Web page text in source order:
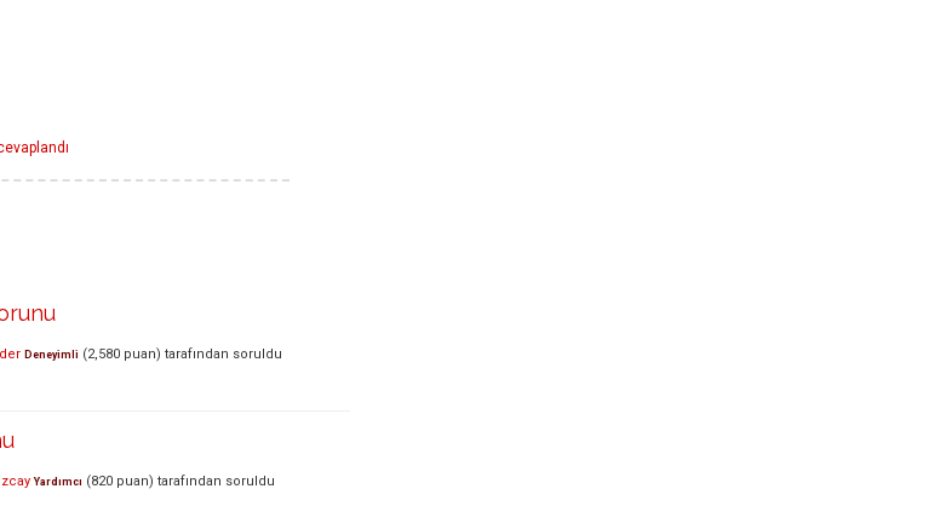
Deneyimli (2,580 puan) tarafından soruldu
Yardımcı (820 puan) tarafından soruldu